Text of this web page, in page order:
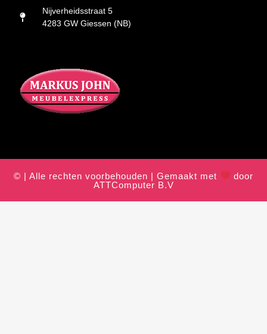
Nijverheidsstraat 5
4283 GW Giessen (NB)
© | Alle rechten voorbehouden | Gemaakt met
door
ATTComputer B.V